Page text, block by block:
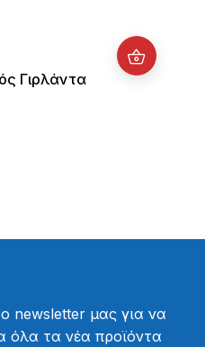
Γιρλάντα
newsletter μας για να
όλα τα νέα προϊόντα